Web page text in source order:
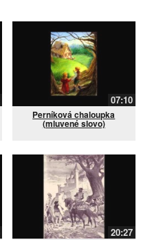
07:10
Perníková chaloupka
(mluvené slovo)
20:27